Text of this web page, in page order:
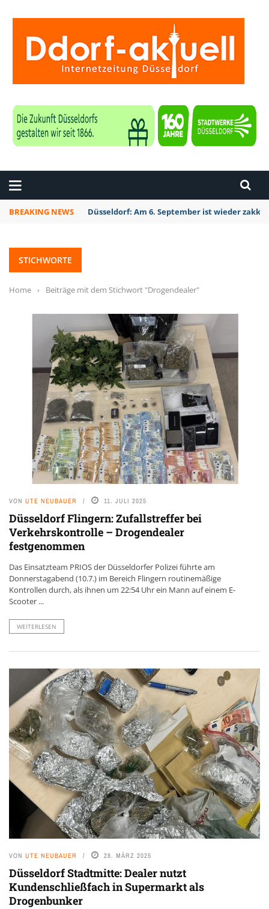
BREAKING NEWS Düsseldorf: Am 6. September ist wieder zakk
STICHWORTE
Home › Beiträge mit dem Stichwort "Drogendealer"
VON UTE NEUBAUER 11. JULI 2025
Düsseldorf Flingern: Zufallstreffer bei
Verkehrskontrolle – Drogendealer
festgenommen
Das Einsatzteam PRIOS der Düsseldorfer Polizei führte am
Donnerstagabend (10.7.) im Bereich Flingern routinemäßige
Kontrollen durch, als ihnen um 22:54 Uhr ein Mann auf einem E-
Scooter ...
WEITERLESEN
VON UTE NEUBAUER 28. MÄRZ 2025
Düsseldorf Stadtmitte: Dealer nutzt
Kundenschließfach in Supermarkt als
Drogenbunker